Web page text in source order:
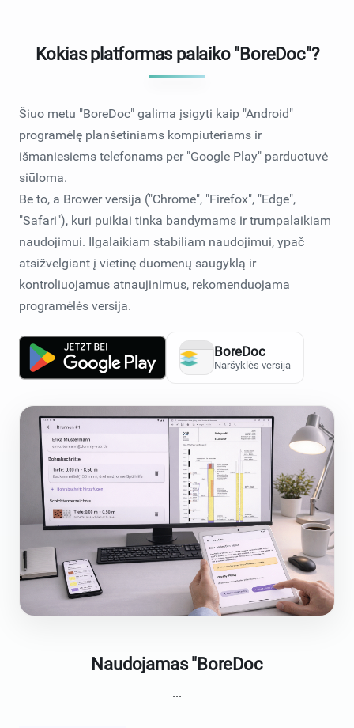
Kokias platformas palaiko "BoreDoc"?
Šiuo metu "BoreDoc" galima įsigyti kaip "Android"
programėlę planšetiniams kompiuteriams ir
išmaniesiems telefonams per "Google Play" parduotuvė
siūloma.
Be to, a Brower versija ("Chrome", "Firefox", "Edge",
"Safari"), kuri puikiai tinka bandymams ir trumpalaikiam
naudojimui. Ilgalaikiam stabiliam naudojimui, ypač
atsižvelgiant į vietinę duomenų saugyklą ir
kontroliuojamus atnaujinimus, rekomenduojama
programėlės versija.
BoreDoc
Naršyklės versija
Naudojamas "BoreDoc
...